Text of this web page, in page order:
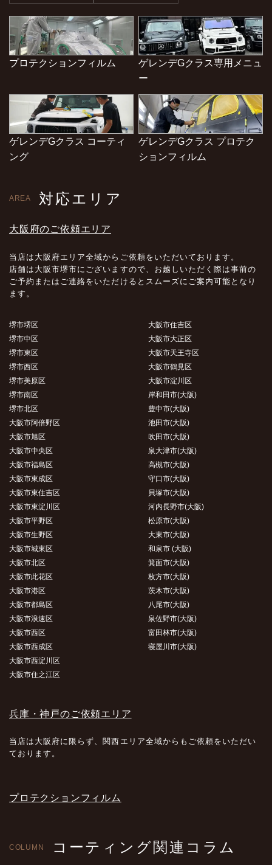
プロテクションフィルム
ゲレンデGクラス専用メニュ
ー
ゲレンデGクラス コーティ
ング
ゲレンデGクラス プロテク
ションフィルム
AREA 対応エリア
大阪府のご依頼エリア
当店は大阪府エリア全域からご依頼をいただいております。
店舗は大阪市堺市にございますので、お越しいただく際は事前の
ご予約またはご連絡をいただけるとスムーズにご案内可能となり
ます。
堺市堺区
堺市中区
堺市東区
堺市西区
堺市美原区
堺市南区
堺市北区
大阪市阿倍野区
大阪市旭区
大阪市中央区
大阪市福島区
大阪市東成区
大阪市東住吉区
大阪市東淀川区
大阪市平野区
大阪市生野区
大阪市城東区
大阪市北区
大阪市此花区
大阪市港区
大阪市都島区
大阪市浪速区
大阪市西区
大阪市西成区
大阪市西淀川区
大阪市住之江区
大阪市住吉区
大阪市大正区
大阪市天王寺区
大阪市鶴見区
大阪市淀川区
岸和田市(大阪)
豊中市(大阪)
池田市(大阪)
吹田市(大阪)
泉大津市(大阪)
高槻市(大阪)
守口市(大阪)
貝塚市(大阪)
河内長野市(大阪)
松原市(大阪)
大東市(大阪)
和泉市 (大阪)
箕面市(大阪)
枚方市(大阪)
茨木市(大阪)
八尾市(大阪)
泉佐野市(大阪)
富田林市(大阪)
寝屋川市(大阪)
兵庫・神戸のご依頼エリア
当店は大阪府に限らず、関西エリア全域からもご依頼をいただい
ております。
プロテクションフィルム
COLUMN コーティング関連コラム